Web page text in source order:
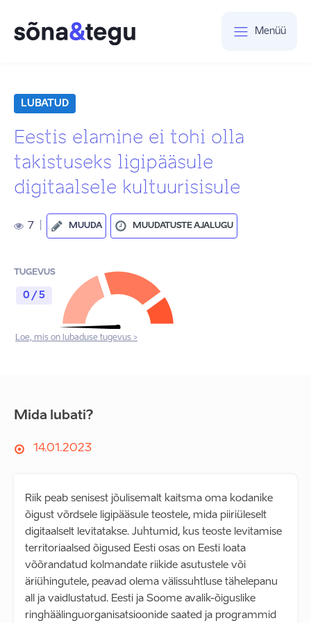
Menüü
LUBATUD
Eestis elamine ei tohi olla
takistuseks ligipääsule
digitaalsele kultuurisisule
7 MUUDA MUUDATUSTE AJALUGU
TUGEVUS
0 / 5
Loe, mis on lubaduse tugevus >
Mida lubati?
14.01.2023
Riik peab senisest jõulisemalt kaitsma oma kodanike
õigust võrdsele ligipääsule teostele, mida piiriüleselt
digitaalselt levitatakse. Juhtumid, kus teoste levitamise
territoriaalsed õigused Eesti osas on Eesti loata
võõrandatud kolmandate riikide asutustele või
äriühingutele, peavad olema välissuhtluse tähelepanu
all ja vaidlustatud. Eesti ja Soome avalik-õiguslike
ringhäälinguorganisatsioonide saated ja programmid